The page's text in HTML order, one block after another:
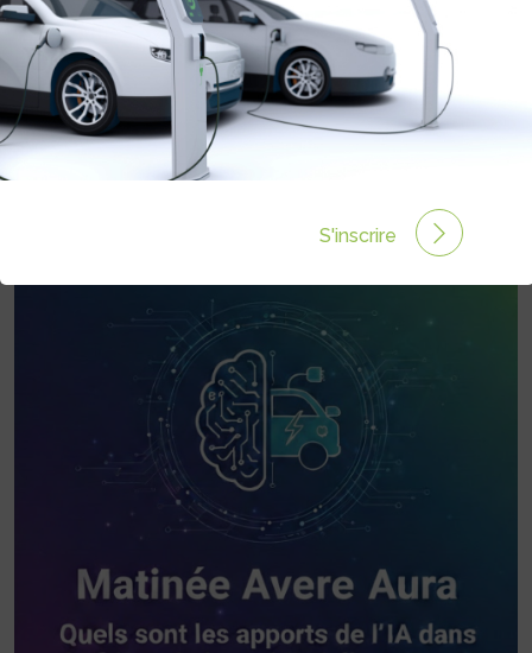
INFOS
aurore.comte@avere-aura.fr
S'inscrire